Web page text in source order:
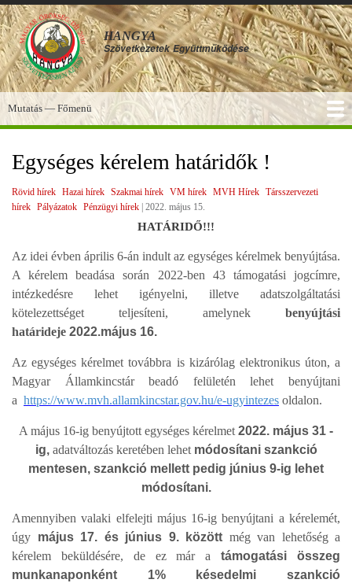
Ugrás
a
tartalomra
HANGYA
Szövetkezetek Együttműködése
Főmenü
Mutatás — Főmenü
Egységes kérelem határidők !
Rövid hírek Hazai hírek Szakmai hírek VM hírek MVH Hírek Társszervezeti
hírek Pályázatok Pénzügyi hírek 2022. május 15.
HATÁRIDŐ!!!
Az idei évben április 6-án indult az egységes kérelmek benyújtása.
A kérelem beadása során 2022-ben 43 támogatási jogcímre,
intézkedésre lehet igényelni, illetve adatszolgáltatási
kötelezettséget teljesíteni, amelynek benyújtási
határideje 2022.május 16.
Az egységes kérelmet továbbra is kizárólag elektronikus úton, a
Magyar Államkincstár beadó felületén lehet benyújtani
a https://www.mvh.allamkincstar.gov.hu/e-ugyintezes oldalon.
A május 16-ig benyújtott egységes kérelmet 2022. május 31 -
ig, adatváltozás keretében lehet módosítani szankció
mentesen, szankció mellett pedig június 9-ig lehet
módosítani.
Amennyiben valaki elfelejti május 16-ig benyújtani a kérelemét,
úgy május 17. és június 9. között még van lehetőség a
kérelem beküldésére, de ez már atámogatási összeg
munkanaponként 1% késedelmi szankció